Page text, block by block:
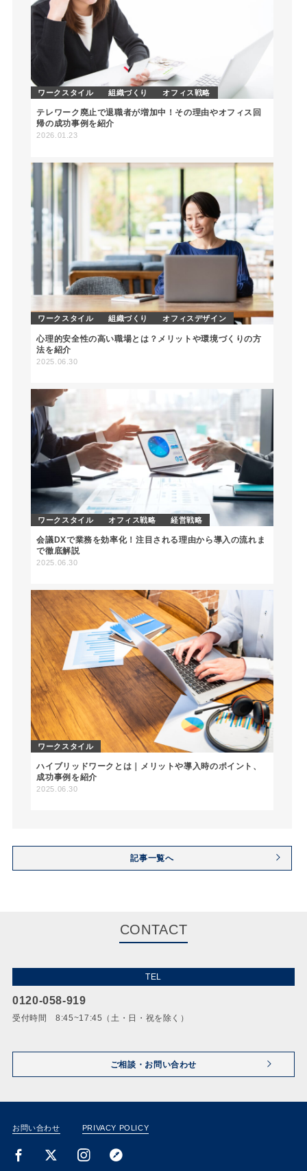
ワークスタイル 組織づくり オフィス戦略
テレワーク廃止で退職者が増加中！その理由やオフィス回
帰の成功事例を紹介
2026.01.23
ワークスタイル 組織づくり オフィスデザイン
心理的安全性の高い職場とは？メリットや環境づくりの方
法を紹介
2025.06.30
ワークスタイル オフィス戦略 経営戦略
会議DXで業務を効率化！注目される理由から導入の流れま
で徹底解説
2025.06.30
ワークスタイル
ハイブリッドワークとは｜メリットや導入時のポイント、
成功事例を紹介
2025.06.30
記事一覧へ
CONTACT
TEL
0120-058-919
受付時間 8:45~17:45（土・日・祝を除く）
ご相談・お問い合わせ
お問い合わせ PRIVACY POLICY